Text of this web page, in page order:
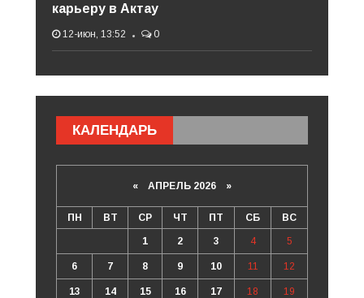
карьеру в Актау
12-июн, 13:52 0
КАЛЕНДАРЬ
« АПРЕЛЬ 2026 »
ПН ВТ СР ЧТ ПТ СБ ВС
1 2 3 4 5
6 7 8 9 10 11 12
13 14 15 16 17 18 19